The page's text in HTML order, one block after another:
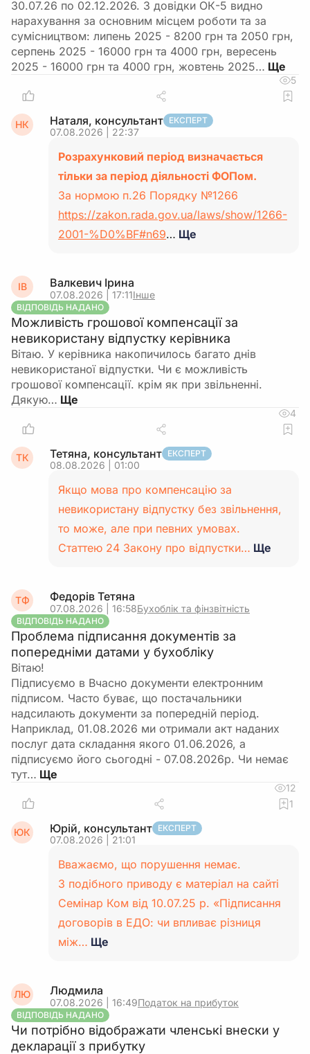
30.07.26 по 02.12.2026. З довідки ОК-5 видно
нарахування за основним місцем роботи та за
сумісництвом: липень 2025 - 8200 грн та 2050 грн,
серпень 2025 - 16000 грн та 4000 грн, вересень
2025 - 16000 грн та 4000 грн, жовтень 2025…
5
НК Наталя, консультант ЕКСПЕРТ
07.08.2026 | 22:37
Розрахунковий період визначається
тільки за період діяльності ФОПом.
За нормою п.26 Порядку №1266
https://zakon.rada.gov.ua/laws/show/1266-
2001-%D0%BF#n69… Ще
ІВ Валкевич Ірина
07.08.2026 | 17:11Інше
ВІДПОВІДЬ НАДАНО
Можливість грошової компенсації за
невикористану відпустку керівника
Вітаю. У керівника накопичилось багато днів
невикористаної відпустки. Чи є можливість
грошової компенсації. крім як при звільненні.
Дякую…
4
ТК Тетяна, консультант ЕКСПЕРТ
08.08.2026 | 01:00
Якщо мова про компенсацію за
невикористану відпустку без звільнення,
то може, але при певних умовах.
Статтею 24 Закону про відпустки… Ще
ТФ Федорів Тетяна
07.08.2026 | 16:58Бухоблік та фінзвітність
ВІДПОВІДЬ НАДАНО
Проблема підписання документів за
попередніми датами у бухобліку
Вітаю!
Підписуємо в Вчасно документи електронним
підписом. Часто буває, що постачальники
надсилають документи за попередній період.
Наприклад, 01.08.2026 ми отримали акт наданих
послуг дата складання якого 01.06.2026, а
підписуємо його сьогодні - 07.08.2026р. Чи немає
тут…
12
1
ЮК Юрій, консультант ЕКСПЕРТ
07.08.2026 | 21:01
Вважаємо, що порушення немає.
З подібного приводу є матеріал на сайті
Семінар Ком від 10.07.25 р. «Підписання
договорів в ЕДО: чи впливає різниця
між… Ще
ЛЮ Людмила
07.08.2026 | 16:49Податок на прибуток
ВІДПОВІДЬ НАДАНО
Чи потрібно відображати членські внески у
декларації з прибутку